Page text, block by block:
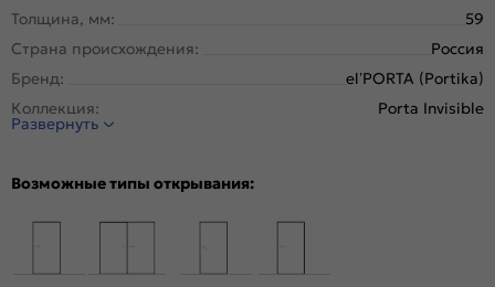
Толщина, мм:
59
Страна происхождения:
Россия
Бренд:
el’PORTA (Portika)
Коллекция:
Porta Invisible
Стиль:
Конструкция двери:
Развернуть
Возможные типы открывания: